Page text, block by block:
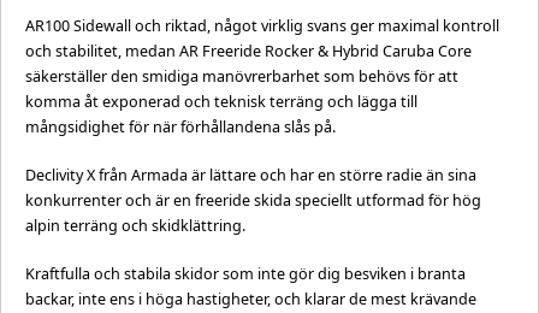
AR100 Sidewall och riktad, något virklig svans ger maximal kontroll
och stabilitet, medan AR Freeride Rocker & Hybrid Caruba Core
säkerställer den smidiga manövrerbarhet som behövs för att
komma åt exponerad och teknisk terräng och lägga till
mångsidighet för när förhållandena slås på.
Declivity X från Armada är lättare och har en större radie än sina
konkurrenter och är en freeride skida speciellt utformad för hög
alpin terräng och skidklättring.
Kraftfulla och stabila skidor som inte gör dig besviken i branta
backar, inte ens i höga hastigheter, och klarar de mest krävande